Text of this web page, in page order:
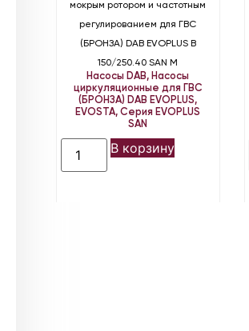
мокрым ротором и частотным
регулированием для ГВС
(БРОНЗА) DAB EVOPLUS B
150/250.40 SAN M
Насосы DAB, Насосы
циркуляционные для ГВС
(БРОНЗА) DAB EVOPLUS,
EVOSTA,Серия EVOPLUS
SAN
В корзину